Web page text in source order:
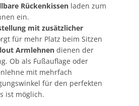
Rückenkissen laden zum
ein.
mit zusätzlicher
für mehr Platz beim Sitzen
Armlehnen dienen der
Ob als Fußauflage oder
mit mehrfach
für den perfekten
ist möglich.